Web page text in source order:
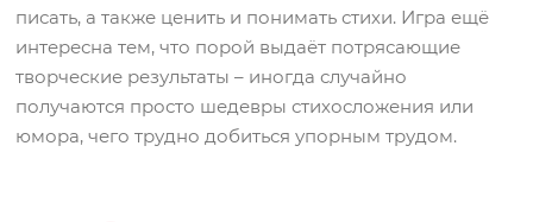
писать, а также ценить и понимать стихи. Игра ещё
интересна тем, что порой выдаёт потрясающие
творческие результаты – иногда случайно
получаются просто шедевры стихосложения или
юмора, чего трудно добиться упорным трудом.